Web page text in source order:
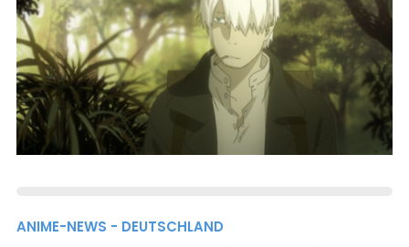
ANIME-NEWS - DEUTSCHLAND